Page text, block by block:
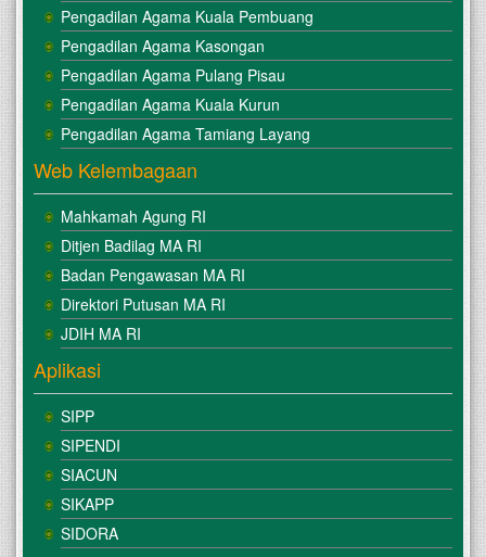
Pengadilan Agama Kuala Pembuang
Pengadilan Agama Kasongan
Pengadilan Agama Pulang Pisau
Pengadilan Agama Kuala Kurun
Pengadilan Agama Tamiang Layang
Web Kelembagaan
Mahkamah Agung RI
Ditjen Badilag MA RI
Badan Pengawasan MA RI
Direktori Putusan MA RI
JDIH MA RI
Aplikasi
SIPP
SIPENDI
SIACUN
SIKAPP
SIDORA